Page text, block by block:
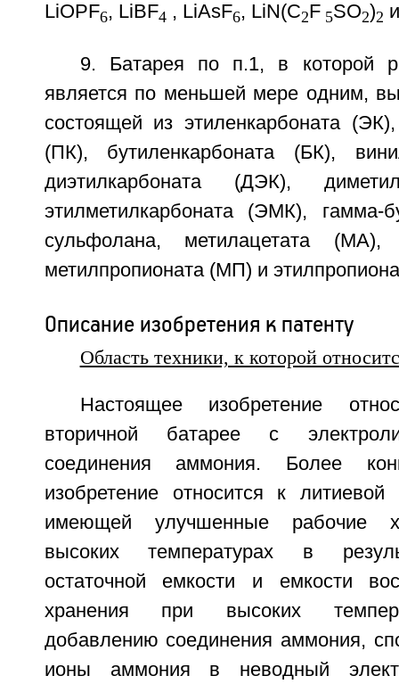
LiOPF6, LiBF4 , LiAsF6, LiN(C2F5SO2)2
9. Батарея по п.1, в которой
является по меньшей мере одним,
состоящей из этиленкарбоната
(ПК), бутиленкарбоната (БК),
диэтилкарбоната (ДЭК),
этилметилкарбоната (ЭМК), гамма-
сульфолана, метилацетата (МА),
метилпропионата (МП) и
Описание изобретения к патенту
Область техники, к которой
Настоящее изобретение
вторичной батарее с
соединения аммония. Более
изобретение относится к литиевой
имеющей улучшенные рабочие
высоких температурах в
остаточной емкости и емкости
хранения при высоких
добавлению соединения аммония,
ионы аммония в неводный